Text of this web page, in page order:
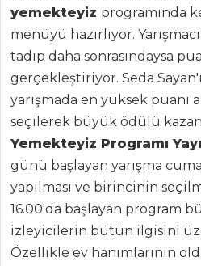
Chefs
Haber
ŞEFİN TARİFLERİ
MENÜLER
Tüm
Kategoriler
SEBZE
YEMEKLERI
yemekteyiz programında
menüyü hazırlıyor.
tadıp daha sonrasındaysa
gerçekleştiriyor. Seda
yarışmada en yüksek puanı
seçilerek büyük ödülü
Yemekteyiz Programı
günü başlayan yarışma
yapılması ve birincinin
16.00'da başlayan program
izleyicilerin bütün ilgisini
Özellikle ev hanımlarının